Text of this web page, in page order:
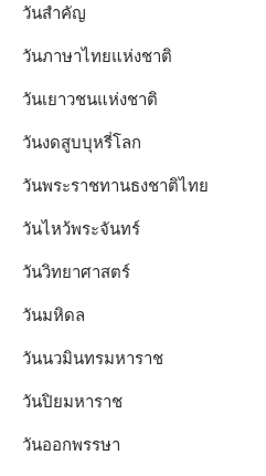
วันสำคัญ
วันภาษาไทยแห่งชาติ
วันเยาวชนแห่งชาติ
วันงดสูบบุหรี่โลก
วันพระราชทานธงชาติไทย
วันไหว้พระจันทร์​
วันวิทยาศาสตร์
วันมหิดล
วันนวมินทรมหาราช
วันปิยมหาราช
วันออกพรรษา